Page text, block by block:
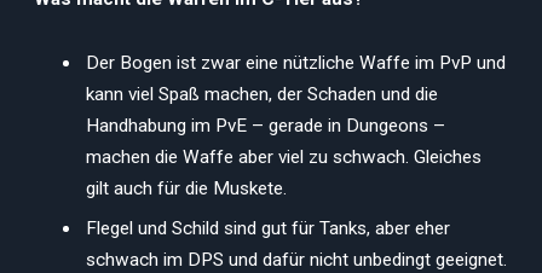
Der Bogen ist zwar eine nützliche Waffe im PvP und
kann viel Spaß machen, der Schaden und die
Handhabung im PvE – gerade in Dungeons –
machen die Waffe aber viel zu schwach. Gleiches
gilt auch für die Muskete.
Flegel und Schild sind gut für Tanks, aber eher
schwach im DPS und dafür nicht unbedingt geeignet.